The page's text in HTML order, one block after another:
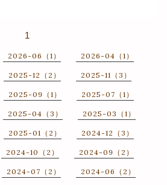
1
2026-06（1） 2026-04（1）
2025-12（2） 2025-11（3）
2025-09（1） 2025-07（1）
2025-04（3） 2025-03（1）
2025-01（2） 2024-12（3）
2024-10（2） 2024-09（2）
2024-07（2） 2024-06（2）